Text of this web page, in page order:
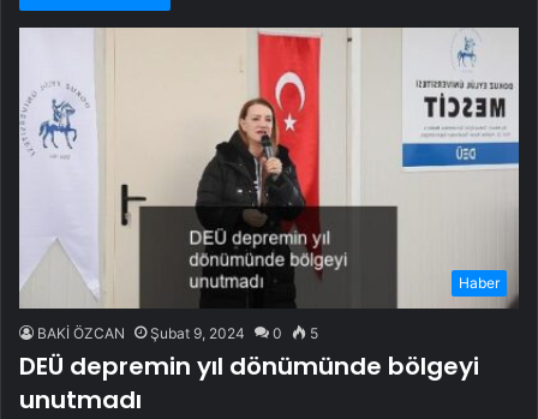
Haber
BAKİ ÖZCAN Şubat 9, 2024 0 5
DEÜ depremin yıl dönümünde bölgeyi
unutmadı